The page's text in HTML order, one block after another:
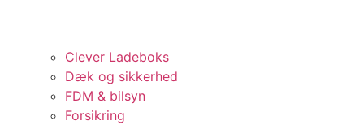
Clever Ladeboks
Dæk og sikkerhed
FDM & bilsyn
Forsikring